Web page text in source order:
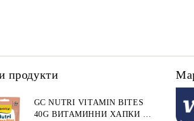
продукти
GC NUTRI VITAMIN BITES
40G ВИТАМИННИ ХАПКИ 40